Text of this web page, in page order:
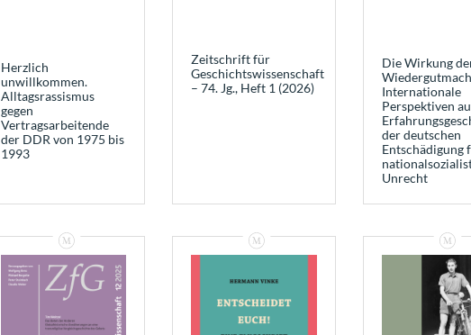
Herzlich
unwillkommen.
Alltagsrassismus
gegen
Vertragsarbeitende
der DDR von 1975 bis
1993
Zeitschrift für
Geschichtswissenschaft
– 74. Jg., Heft 1 (2026)
Die Wirkung
Internationale
Perspektiven
der deutschen
Entschädigung
Unrecht